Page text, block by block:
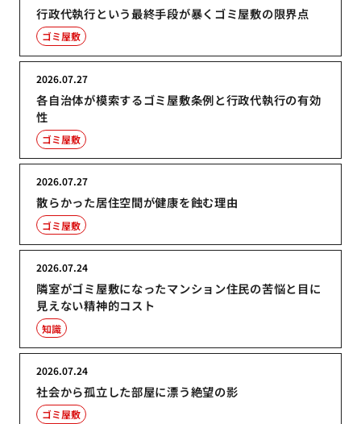
行政代執行という最終手段が暴くゴミ屋敷の限界点
ゴミ屋敷
各自治体が模索するゴミ屋敷条例と行政代執行の有効
性
2026.07.27
ゴミ屋敷
散らかった居住空間が健康を蝕む理由
2026.07.27
ゴミ屋敷
隣室がゴミ屋敷になったマンション住民の苦悩と目に
見えない精神的コスト
2026.07.24
知識
社会から孤立した部屋に漂う絶望の影
2026.07.24
ゴミ屋敷